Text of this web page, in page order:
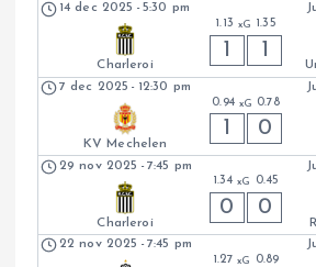
14 dec 2025 -5:30 pm
Charleroi
1.13 xG 1.35
1 1
7 dec 2025 - 12:30 pm
KV Mechelen
0.94 xG 0.78
1 0
29 nov 2025 -7:45 pm
Charleroi
1.34 xG 0.45
0 0
22 nov 2025 -7:45 pm
1.27 xG 0.89